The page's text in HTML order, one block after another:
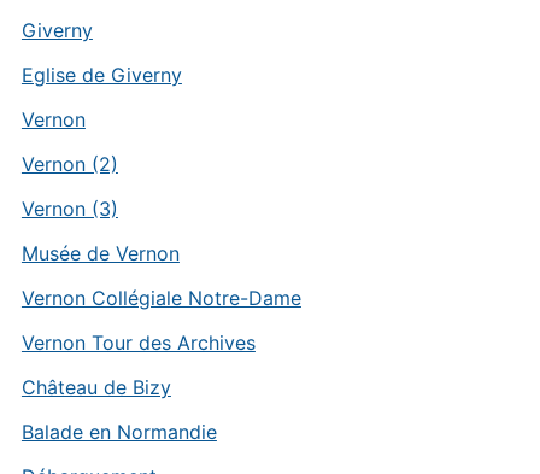
Giverny
Eglise de Giverny
Vernon
Vernon (2)
Vernon (3)
Musée de Vernon
Vernon Collégiale Notre-Dame
Vernon Tour des Archives
Château de Bizy
Balade en Normandie